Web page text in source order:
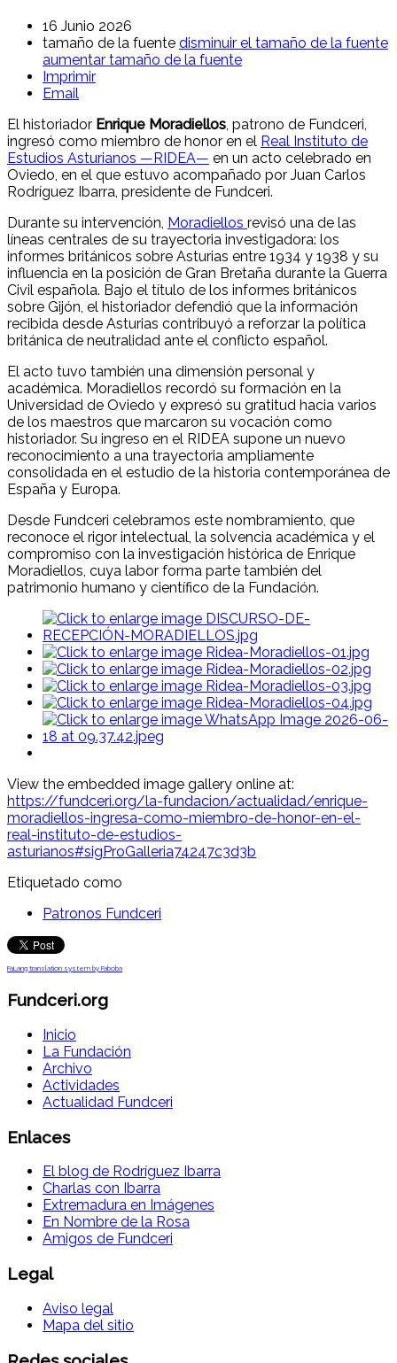
16 Junio 2026
tamaño de la fuente disminuir el tamaño de la fuente
aumentar tamaño de la fuente
Imprimir
Email
El historiador Enrique Moradiellos , patrono de Fundceri,
ingresó como miembro de honor en el Real Instituto de
Estudios Asturianos —RIDEA— en un acto celebrado en
Oviedo, en el que estuvo acompañado por Juan Carlos
Rodríguez Ibarra, presidente de Fundceri.
Durante su intervención, Moradiellos revisó una de las
líneas centrales de su trayectoria investigadora: los
informes británicos sobre Asturias entre 1934 y 1938 y su
influencia en la posición de Gran Bretaña durante la Guerra
Civil española. Bajo el título de los informes británicos
sobre Gijón, el historiador defendió que la información
recibida desde Asturias contribuyó a reforzar la política
británica de neutralidad ante el conflicto español.
El acto tuvo también una dimensión personal y
académica. Moradiellos recordó su formación en la
Universidad de Oviedo y expresó su gratitud hacia varios
de los maestros que marcaron su vocación como
historiador. Su ingreso en el RIDEA supone un nuevo
reconocimiento a una trayectoria ampliamente
consolidada en el estudio de la historia contemporánea de
España y Europa.
Desde Fundceri celebramos este nombramiento, que
reconoce el rigor intelectual, la solvencia académica y el
compromiso con la investigación histórica de Enrique
Moradiellos, cuya labor forma parte también del
patrimonio humano y científico de la Fundación.
View the embedded image gallery online at:
https://fundceri.org/la-fundacion/actualidad/enrique-
moradiellos-ingresa-como-miembro-de-honor-en-el-
real-instituto-de-estudios-
asturianos#sigProGalleria74247c3d3b
Etiquetado como
Patronos Fundceri
FaLang translation system by Faboba
Fundceri.org
Inicio
La Fundación
Archivo
Actividades
Actualidad Fundceri
Enlaces
El blog de Rodríguez Ibarra
Charlas con Ibarra
Extremadura en Imágenes
En Nombre de la Rosa
Amigos de Fundceri
Legal
Aviso legal
Mapa del sitio